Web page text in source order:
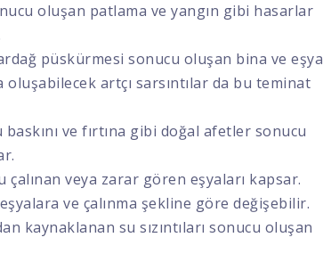
oluşan patlama ve yangın gibi hasarlar
püskürmesi sonucu oluşan bina ve eşya
artçı sarsıntılar da bu teminat
ve fırtına gibi doğal afetler sonucu
çalınan veya zarar gören eşyaları kapsar.
ve çalınma şekline göre değişebilir.
kaynaklanan su sızıntıları sonucu oluşan